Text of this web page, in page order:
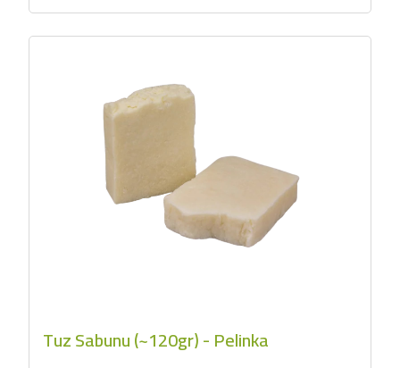
Tuz Sabunu (~120gr) - Pelinka